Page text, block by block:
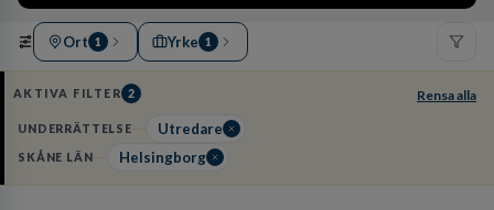
Ort 1 Yrke 1
AKTIVA FILTER 2 Rensa alla
UNDERRÄTTELSE Utredare
SKÅNE LÄN Helsingborg